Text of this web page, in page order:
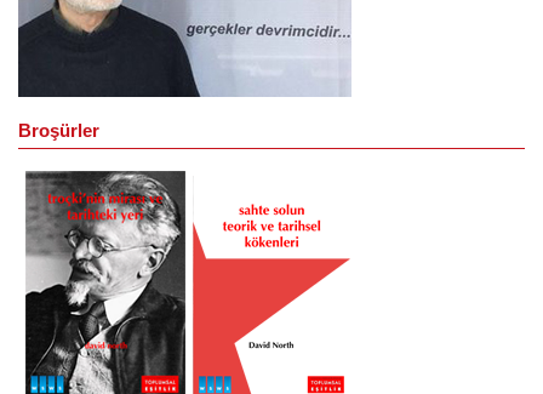
Broşürler